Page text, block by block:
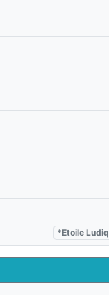
*Etoile